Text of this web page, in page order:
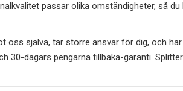
passar olika omständigheter, så du
oss själva, tar större ansvar för dig, och har
30-dagars pengarna tillbaka-garanti.